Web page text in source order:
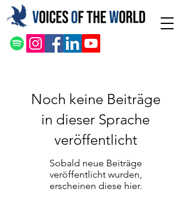
Noch keine Beiträge
in dieser Sprache
veröffentlicht
Sobald neue Beiträge
veröffentlicht wurden,
erscheinen diese hier.